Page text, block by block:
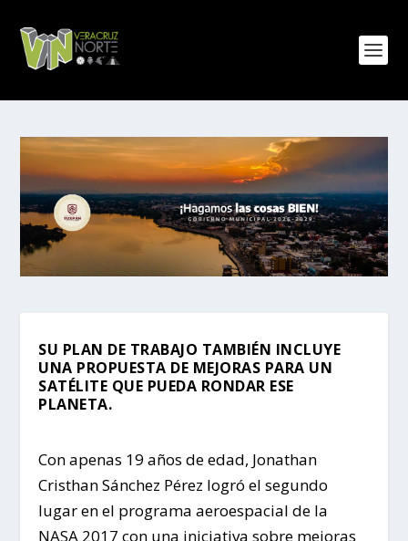
SU PLAN DE TRABAJO TAMBIÉN INCLUYE
UNA PROPUESTA DE MEJORAS PARA UN
SATÉLITE QUE PUEDA RONDAR ESE
PLANETA.
Con apenas 19 años de edad, Jonathan
Cristhan Sánchez Pérez logró el segundo
lugar en el programa aeroespacial de la
NASA 2017 con una iniciativa sobre mejoras